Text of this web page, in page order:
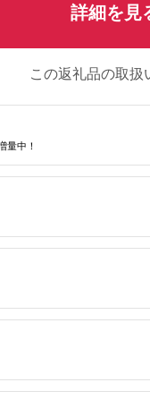
税
香川県 小豆島町
寄付金額:132,000円
詳細を見
この返礼品の取扱
量中！